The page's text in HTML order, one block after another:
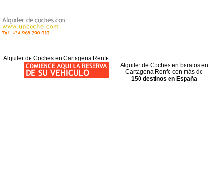
Alquiler de Coches en Cartagena Renfe
Alquiler de Coches en baratos en
Cartagena Renfe con más de
150 destinos en España